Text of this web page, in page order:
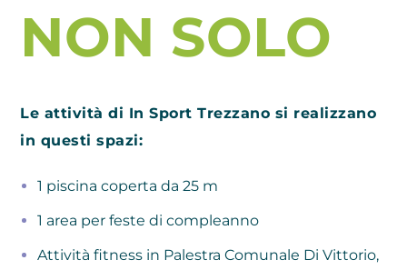
NON SOLO
Le attività di In Sport Trezzano si realizzano
in questi spazi:
1 piscina coperta da 25 m
1 area per feste di compleanno
Attività fitness in Palestra Comunale Di Vittorio,